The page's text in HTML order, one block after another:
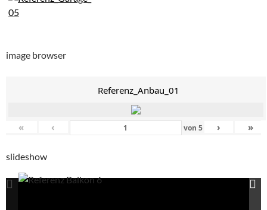
image browser
Referenz_Anbau_01
« ‹ von 5 › »
slideshow